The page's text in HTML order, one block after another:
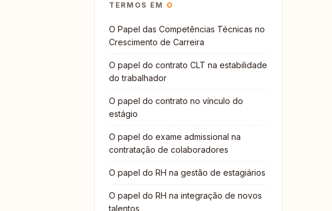
TERMOS EM O
O Papel das Competências Técnicas no
Crescimento de Carreira
O papel do contrato CLT na estabilidade
do trabalhador
O papel do contrato no vínculo do
estágio
O papel do exame admissional na
contratação de colaboradores
O papel do RH na gestão de estagiários
O papel do RH na integração de novos
talentos